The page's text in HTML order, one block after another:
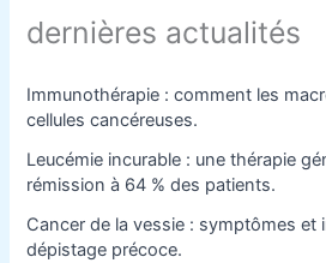
dernières actualités
Immunothérapie : comment les
cellules cancéreuses.
Leucémie incurable : une thérapie
rémission à 64 % des patients.
Cancer de la vessie : symptômes et
dépistage précoce.